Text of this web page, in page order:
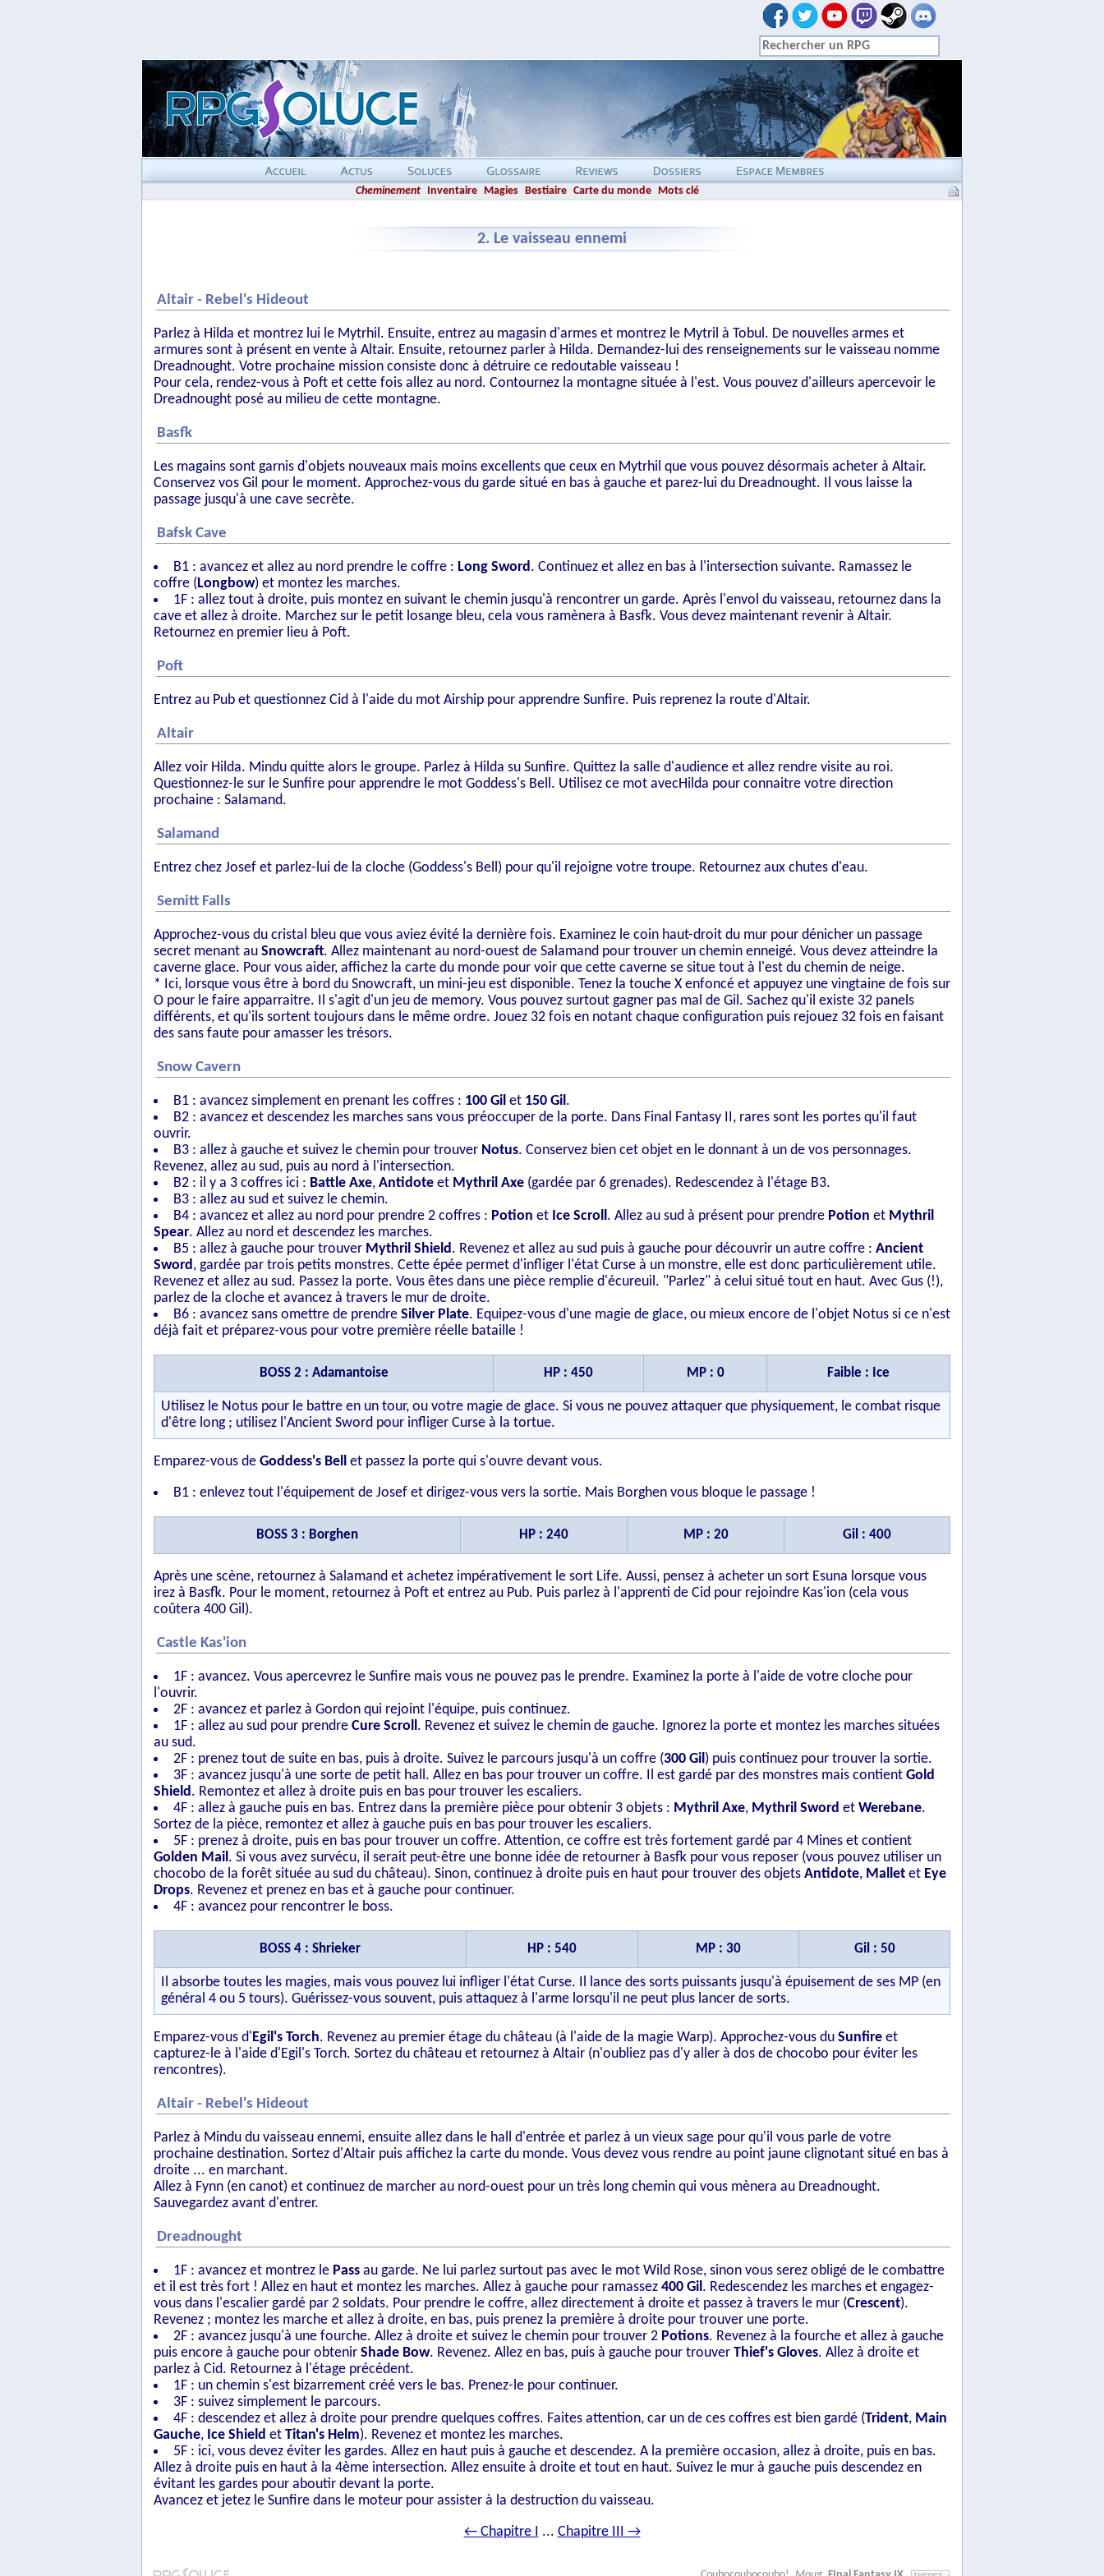
Cheminement Inventaire Magies Bestiaire Carte du monde Mots clé
2. Le vaisseau ennemi
Altair - Rebel's Hideout
Parlez à Hilda et montrez lui le Mytrhil. Ensuite, entrez au magasin d'armes et montrez le Mytril à Tobul. De nouvelles armes et
armures sont à présent en vente à Altair. Ensuite, retournez parler à Hilda. Demandez-lui des renseignements sur le vaisseau nomme
Dreadnought. Votre prochaine mission consiste donc à détruire ce redoutable vaisseau !
Pour cela, rendez-vous à Poft et cette fois allez au nord. Contournez la montagne située à l'est. Vous pouvez d'ailleurs apercevoir le
Dreadnought posé au milieu de cette montagne.
Basfk
Les magains sont garnis d'objets nouveaux mais moins excellents que ceux en Mytrhil que vous pouvez désormais acheter à Altair.
Conservez vos Gil pour le moment. Approchez-vous du garde situé en bas à gauche et parez-lui du Dreadnought. Il vous laisse la
passage jusqu'à une cave secrète.
Bafsk Cave
B1 : avancez et allez au nord prendre le coffre : Long Sword. Continuez et allez en bas à l'intersection suivante. Ramassez le
coffre (Longbow) et montez les marches.
1F : allez tout à droite, puis montez en suivant le chemin jusqu'à rencontrer un garde. Après l'envol du vaisseau, retournez dans la
cave et allez à droite. Marchez sur le petit losange bleu, cela vous ramènera à Basfk. Vous devez maintenant revenir à Altair.
Retournez en premier lieu à Poft.
Poft
Entrez au Pub et questionnez Cid à l'aide du mot Airship pour apprendre Sunfire. Puis reprenez la route d'Altair.
Altair
Allez voir Hilda. Mindu quitte alors le groupe. Parlez à Hilda su Sunfire. Quittez la salle d'audience et allez rendre visite au roi.
Questionnez-le sur le Sunfire pour apprendre le mot Goddess's Bell. Utilisez ce mot avecHilda pour connaitre votre direction
prochaine : Salamand.
Salamand
Entrez chez Josef et parlez-lui de la cloche (Goddess's Bell) pour qu'il rejoigne votre troupe. Retournez aux chutes d'eau.
Semitt Falls
Approchez-vous du cristal bleu que vous aviez évité la dernière fois. Examinez le coin haut-droit du mur pour dénicher un passage
secret menant au Snowcraft. Allez maintenant au nord-ouest de Salamand pour trouver un chemin enneigé. Vous devez atteindre la
caverne glace. Pour vous aider, affichez la carte du monde pour voir que cette caverne se situe tout à l'est du chemin de neige.
* Ici, lorsque vous être à bord du Snowcraft, un mini-jeu est disponible. Tenez la touche X enfoncé et appuyez une vingtaine de fois sur
O pour le faire apparraitre. Il s'agit d'un jeu de memory. Vous pouvez surtout gagner pas mal de Gil. Sachez qu'il existe 32 panels
différents, et qu'ils sortent toujours dans le même ordre. Jouez 32 fois en notant chaque configuration puis rejouez 32 fois en faisant
des sans faute pour amasser les trésors.
Snow Cavern
B1 : avancez simplement en prenant les coffres : 100 Gil et 150 Gil.
B2 : avancez et descendez les marches sans vous préoccuper de la porte. Dans Final Fantasy II, rares sont les portes qu'il faut
ouvrir.
B3 : allez à gauche et suivez le chemin pour trouver Notus. Conservez bien cet objet en le donnant à un de vos personnages.
Revenez, allez au sud, puis au nord à l'intersection.
B2 : il y a 3 coffres ici : Battle Axe, Antidote et Mythril Axe (gardée par 6 grenades). Redescendez à l'étage B3.
B3 : allez au sud et suivez le chemin.
B4 : avancez et allez au nord pour prendre 2 coffres : Potion et Ice Scroll. Allez au sud à présent pour prendre Potion et Mythril
Spear. Allez au nord et descendez les marches.
B5 : allez à gauche pour trouver Mythril Shield. Revenez et allez au sud puis à gauche pour découvrir un autre coffre : Ancient
Sword, gardée par trois petits monstres. Cette épée permet d'infliger l'état Curse à un monstre, elle est donc particulièrement utile.
Revenez et allez au sud. Passez la porte. Vous êtes dans une pièce remplie d'écureuil. "Parlez" à celui situé tout en haut. Avec Gus (!),
parlez de la cloche et avancez à travers le mur de droite.
B6 : avancez sans omettre de prendre Silver Plate. Equipez-vous d'une magie de glace, ou mieux encore de l'objet Notus si ce n'est
déjà fait et préparez-vous pour votre première réelle bataille !
BOSS 2 : Adamantoise HP : 450 MP : 0 Faible : Ice
Utilisez le Notus pour le battre en un tour, ou votre magie de glace. Si vous ne pouvez attaquer que physiquement, le combat risque
d'être long ; utilisez l'Ancient Sword pour infliger Curse à la tortue.
Emparez-vous de Goddess's Bell et passez la porte qui s'ouvre devant vous.
B1 : enlevez tout l'équipement de Josef et dirigez-vous vers la sortie. Mais Borghen vous bloque le passage !
BOSS 3 : Borghen HP : 240 MP : 20 Gil : 400
Après une scène, retournez à Salamand et achetez impérativement le sort Life. Aussi, pensez à acheter un sort Esuna lorsque vous
irez à Basfk. Pour le moment, retournez à Poft et entrez au Pub. Puis parlez à l'apprenti de Cid pour rejoindre Kas'ion (cela vous
coûtera 400 Gil).
Castle Kas'ion
1F : avancez. Vous apercevrez le Sunfire mais vous ne pouvez pas le prendre. Examinez la porte à l'aide de votre cloche pour
l'ouvrir.
2F : avancez et parlez à Gordon qui rejoint l'équipe, puis continuez.
1F : allez au sud pour prendre Cure Scroll. Revenez et suivez le chemin de gauche. Ignorez la porte et montez les marches situées
au sud.
2F : prenez tout de suite en bas, puis à droite. Suivez le parcours jusqu'à un coffre (300 Gil) puis continuez pour trouver la sortie.
3F : avancez jusqu'à une sorte de petit hall. Allez en bas pour trouver un coffre. Il est gardé par des monstres mais contient Gold
Shield. Remontez et allez à droite puis en bas pour trouver les escaliers.
4F : allez à gauche puis en bas. Entrez dans la première pièce pour obtenir 3 objets : Mythril Axe, Mythril Sword et Werebane.
Sortez de la pièce, remontez et allez à gauche puis en bas pour trouver les escaliers.
5F : prenez à droite, puis en bas pour trouver un coffre. Attention, ce coffre est très fortement gardé par 4 Mines et contient
Golden Mail. Si vous avez survécu, il serait peut-être une bonne idée de retourner à Basfk pour vous reposer (vous pouvez utiliser un
chocobo de la forêt située au sud du château). Sinon, continuez à droite puis en haut pour trouver des objets Antidote, Mallet et Eye
Drops. Revenez et prenez en bas et à gauche pour continuer.
4F : avancez pour rencontrer le boss.
BOSS 4 : Shrieker HP : 540 MP : 30 Gil : 50
Il absorbe toutes les magies, mais vous pouvez lui infliger l'état Curse. Il lance des sorts puissants jusqu'à épuisement de ses MP (en
général 4 ou 5 tours). Guérissez-vous souvent, puis attaquez à l'arme lorsqu'il ne peut plus lancer de sorts.
Emparez-vous d'Egil's Torch. Revenez au premier étage du château (à l'aide de la magie Warp). Approchez-vous du Sunfire et
capturez-le à l'aide d'Egil's Torch. Sortez du château et retournez à Altair (n'oubliez pas d'y aller à dos de chocobo pour éviter les
rencontres).
Altair - Rebel's Hideout
Parlez à Mindu du vaisseau ennemi, ensuite allez dans le hall d'entrée et parlez à un vieux sage pour qu'il vous parle de votre
prochaine destination. Sortez d'Altair puis affichez la carte du monde. Vous devez vous rendre au point jaune clignotant situé en bas à
droite ... en marchant.
Allez à Fynn (en canot) et continuez de marcher au nord-ouest pour un très long chemin qui vous mènera au Dreadnought.
Sauvegardez avant d'entrer.
Dreadnought
1F : avancez et montrez le Pass au garde. Ne lui parlez surtout pas avec le mot Wild Rose, sinon vous serez obligé de le combattre
et il est très fort ! Allez en haut et montez les marches. Allez à gauche pour ramassez 400 Gil. Redescendez les marches et engagez-
vous dans l'escalier gardé par 2 soldats. Pour prendre le coffre, allez directement à droite et passez à travers le mur (Crescent).
Revenez ; montez les marche et allez à droite, en bas, puis prenez la première à droite pour trouver une porte.
2F : avancez jusqu'à une fourche. Allez à droite et suivez le chemin pour trouver 2 Potions. Revenez à la fourche et allez à gauche
puis encore à gauche pour obtenir Shade Bow. Revenez. Allez en bas, puis à gauche pour trouver Thief's Gloves. Allez à droite et
parlez à Cid. Retournez à l'étage précédent.
1F : un chemin s'est bizarrement créé vers le bas. Prenez-le pour continuer.
3F : suivez simplement le parcours.
4F : descendez et allez à droite pour prendre quelques coffres. Faites attention, car un de ces coffres est bien gardé (Trident, Main
Gauche, Ice Shield et Titan's Helm). Revenez et montez les marches.
5F : ici, vous devez éviter les gardes. Allez en haut puis à gauche et descendez. A la première occasion, allez à droite, puis en bas.
Allez à droite puis en haut à la 4ème intersection. Allez ensuite à droite et tout en haut. Suivez le mur à gauche puis descendez en
évitant les gardes pour aboutir devant la porte.
Avancez et jetez le Sunfire dans le moteur pour assister à la destruction du vaisseau.
← Chapitre I ... Chapitre III →